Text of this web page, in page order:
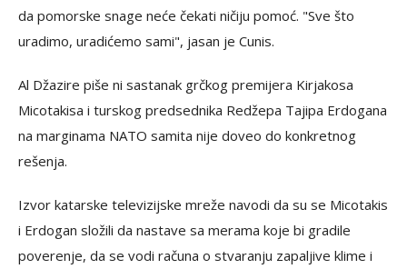
da pomorske snage neće čekati ničiju pomoć. "Sve što
uradimo, uradićemo sami", jasan je Cunis.
Al Džazire piše ni sastanak grčkog premijera Kirjakosa
Micotakisa i turskog predsednika Redžepa Tajipa Erdogana
na marginama NATO samita nije doveo do konkretnog
rešenja.
Izvor katarske televizijske mreže navodi da su se Micotakis
i Erdogan složili da nastave sa merama koje bi gradile
poverenje, da se vodi računa o stvaranju zapaljive klime i